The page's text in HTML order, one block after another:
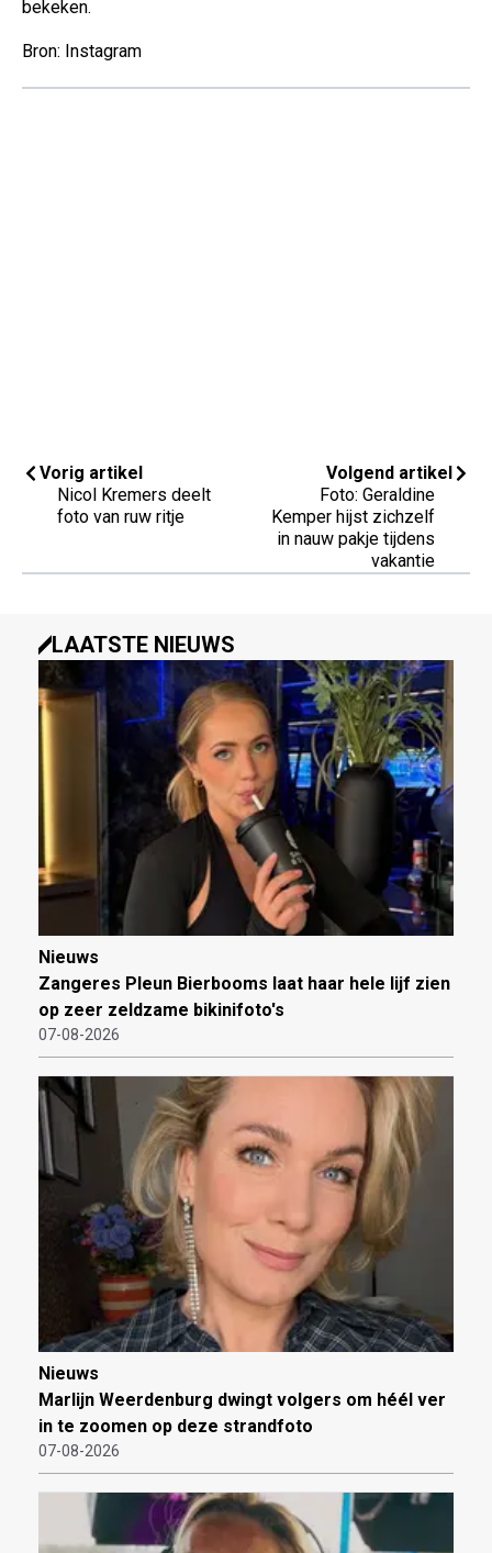
bekeken.
Bron: Instagram
Vorig artikel
Nicol Kremers deelt
foto van ruw ritje
Volgend artikel
Foto: Geraldine
Kemper hijst zichzelf
in nauw pakje tijdens
vakantie
LAATSTE NIEUWS
Nieuws
Zangeres Pleun Bierbooms laat haar hele lijf zien
op zeer zeldzame bikinifoto's
07-08-2026
Nieuws
Marlijn Weerdenburg dwingt volgers om héél ver
in te zoomen op deze strandfoto
07-08-2026